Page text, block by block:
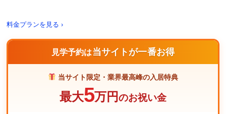
料金プランを見る ›
見学予約は当サイトが一番お得
当サイト限定・業界最高峰の入居特典
最大5万円のお祝い金